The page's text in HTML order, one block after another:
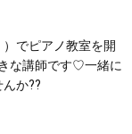
でピアノ教室を開
な講師です♡一緒に
か??